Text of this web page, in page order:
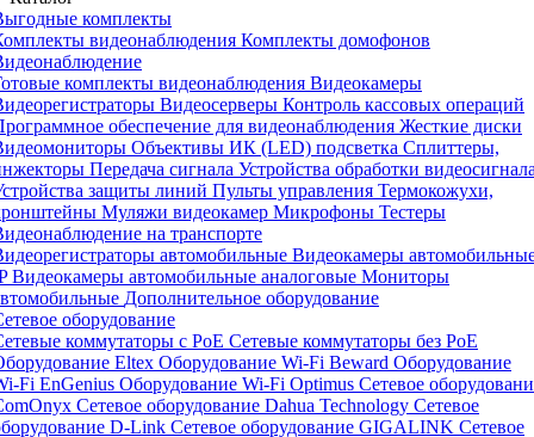
комплекты
видеонаблюдения Комплекты домофонов
комплекты видеонаблюдения Видеокамеры
Видеосерверы Контроль кассовых операций
обеспечение для видеонаблюдения Жесткие диски
Объективы ИК (LED) подсветка Сплиттеры,
Передача сигнала Устройства обработки
защиты линий Пульты управления Термокожухи,
Муляжи видеокамер Микрофоны Тестеры
на транспорте
автомобильные Видеокамеры
Видеокамеры автомобильные аналоговые Мониторы
Дополнительное оборудование
оборудование
коммутаторы с РоЕ Сетевые коммутаторы без РоЕ
Eltex Оборудование Wi-Fi Beward Оборудование
Fi EnGenius Оборудование Wi-Fi Optimus Сетевое
Сетевое оборудование Dahua Technology Сетевое
D-Link Сетевое оборудование GIGALINK Сетевое